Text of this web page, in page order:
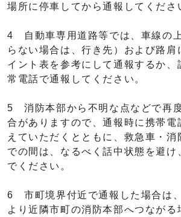
場所に停車してから通報してくださ
4 自動車専用道路等では、車線の
らない場合は、行き先）および路肩
イント表を参考にして通報するか、
常電話で通報してください。
5 消防本部から不明な点などで再
合がありますので、通報時に携帯電
えていただくとともに、救急車・消
での間は、なるべく話中状態を避け
でください。
6 市町境界付近で通報した場合は
より近隣市町の消防本部へつながる